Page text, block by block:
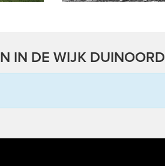
IN DE WIJK DUINOORD